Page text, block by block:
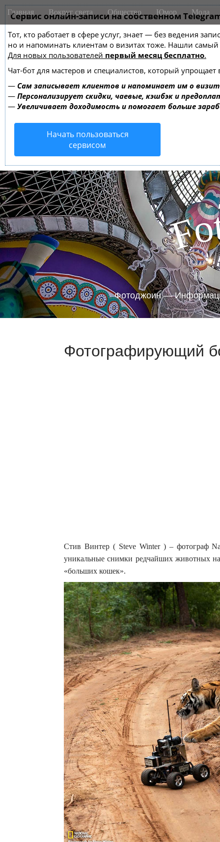
Сервис онлайн-записи на собственном
Тот, кто работает в сфере услуг, знает — без ведения
но и напоминать клиентам о визитах тоже. Нашли
Для новых пользователей первый месяц бесплатно.
Чат-бот для мастеров и специалистов, который упрощает
— Сам записывает клиентов и напоминает им о
— Персонализирует скидки, чаевые, кэшбэк и
— Увеличивает доходимость и помогает больше
Начать пользоваться
сервисом
M
a
n
m
e
n
u
i
Главная Вокруг света Общество Юмор Мода
Fo
Фотоджоин —
Фотографирующий
Стив Винтер ( Steve Winter ) – фотограф
уникальные снимки редчайших животных
«больших кошек».